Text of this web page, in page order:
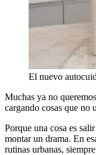
El nuevo
Muchas ya no
cargando cosas que no
Porque una cosa es
montar un drama. En
rutinas urbanas,